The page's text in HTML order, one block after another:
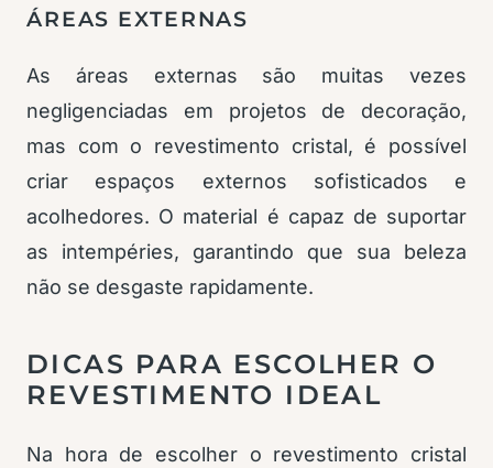
ÁREAS EXTERNAS
As áreas externas são muitas vezes
negligenciadas em projetos de decoração,
mas com o revestimento cristal, é possível
criar espaços externos sofisticados e
acolhedores. O material é capaz de suportar
as intempéries, garantindo que sua beleza
não se desgaste rapidamente.
DICAS PARA ESCOLHER O
REVESTIMENTO IDEAL
Na hora de escolher o revestimento cristal